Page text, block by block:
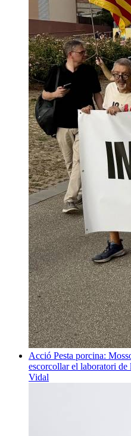
Acció Pesta porcina:
escorcollar el laboratori
Vidal